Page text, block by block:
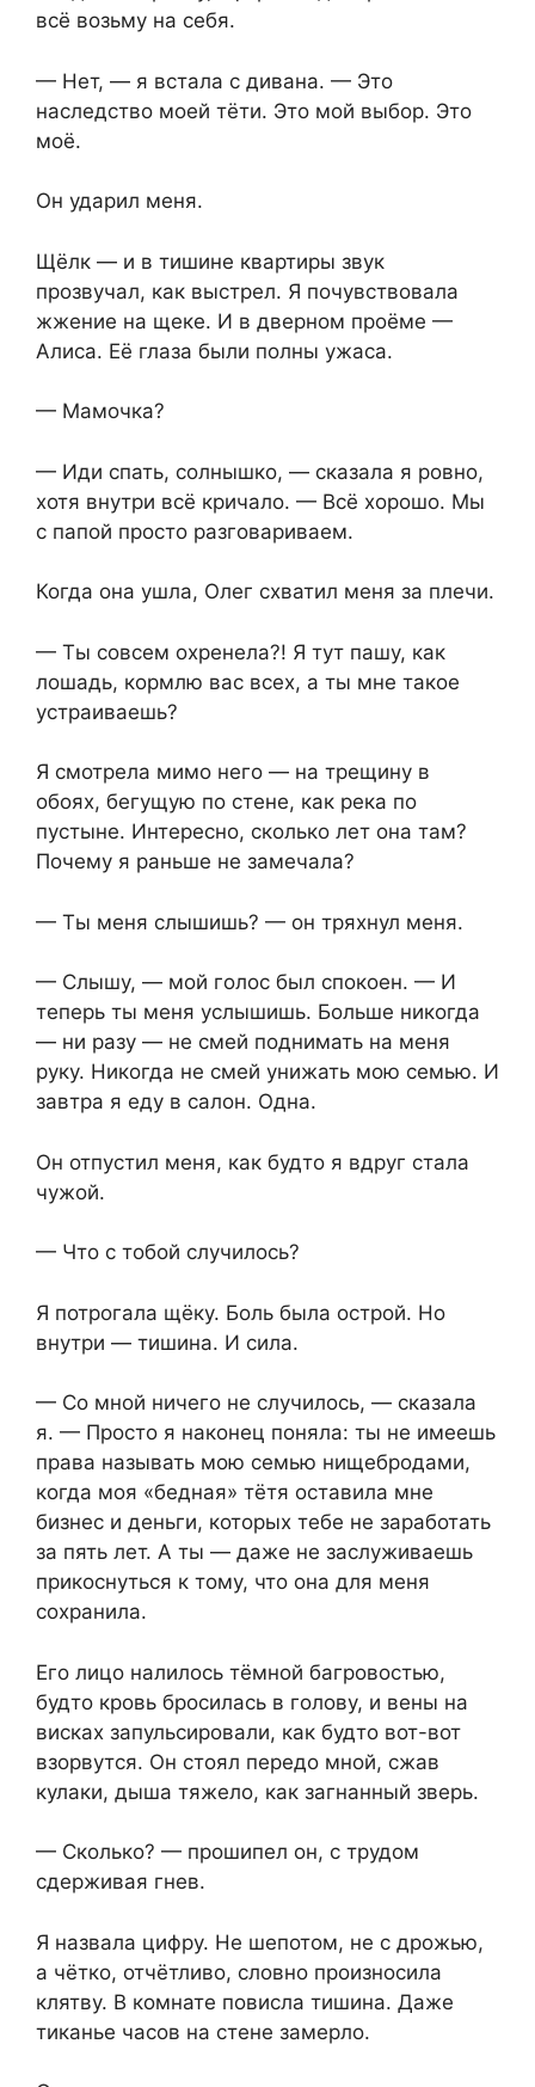
всё возьму на себя.
— Нет, — я встала с дивана. — Это
наследство моей тёти. Это мой выбор. Это
моё.
Он ударил меня.
Щёлк — и в тишине квартиры звук
прозвучал, как выстрел. Я почувствовала
жжение на щеке. И в дверном проёме —
Алиса. Её глаза были полны ужаса.
— Мамочка?
— Иди спать, солнышко, — сказала я ровно,
хотя внутри всё кричало. — Всё хорошо. Мы
с папой просто разговариваем.
Когда она ушла, Олег схватил меня за плечи.
— Ты совсем охренела?! Я тут пашу, как
лошадь, кормлю вас всех, а ты мне такое
устраиваешь?
Я смотрела мимо него — на трещину в
обоях, бегущую по стене, как река по
пустыне. Интересно, сколько лет она там?
Почему я раньше не замечала?
— Ты меня слышишь? — он тряхнул меня.
— Слышу, — мой голос был спокоен. — И
теперь ты меня услышишь. Больше никогда
— ни разу — не смей поднимать на меня
руку. Никогда не смей унижать мою семью. И
завтра я еду в салон. Одна.
Он отпустил меня, как будто я вдруг стала
чужой.
— Что с тобой случилось?
Я потрогала щёку. Боль была острой. Но
внутри — тишина. И сила.
— Со мной ничего не случилось, — сказала
я. — Просто я наконец поняла: ты не имеешь
права называть мою семью нищебродами,
когда моя «бедная» тётя оставила мне
бизнес и деньги, которых тебе не заработать
за пять лет. А ты — даже не заслуживаешь
прикоснуться к тому, что она для меня
сохранила.
Его лицо налилось тёмной багровостью,
будто кровь бросилась в голову, и вены на
висках запульсировали, как будто вот-вот
взорвутся. Он стоял передо мной, сжав
кулаки, дыша тяжело, как загнанный зверь.
— Сколько? — прошипел он, с трудом
сдерживая гнев.
Я назвала цифру. Не шепотом, не с дрожью,
а чётко, отчётливо, словно произносила
клятву. В комнате повисла тишина. Даже
тиканье часов на стене замерло.